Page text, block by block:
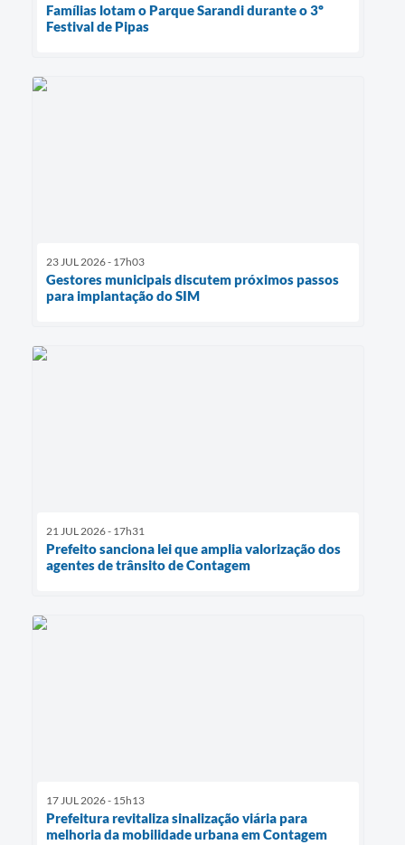
Famílias lotam o Parque Sarandi durante o 3º
Festival de Pipas
23 JUL 2026 - 17h03
Gestores municipais discutem próximos passos
para implantação do SIM
21 JUL 2026 - 17h31
Prefeito sanciona lei que amplia valorização dos
agentes de trânsito de Contagem
17 JUL 2026 - 15h13
Prefeitura revitaliza sinalização viária para
melhoria da mobilidade urbana em Contagem